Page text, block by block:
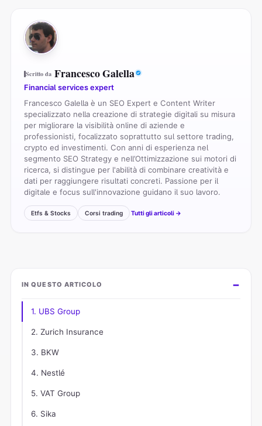
FG
Scritto da Francesco Galella
Financial services expert
Francesco Galella è un SEO Expert e Content Writer
specializzato nella creazione di strategie digitali su misura
per migliorare la visibilità online di aziende e
professionisti, focalizzato soprattutto sul settore trading,
crypto ed investimenti. Con anni di esperienza nel
segmento SEO Strategy e nell’Ottimizzazione sui motori di
ricerca, si distingue per l'abilità di combinare creatività e
dati per raggiungere risultati concreti. Passione per il
digitale e focus sull'innovazione guidano il suo lavoro.
Etfs & Stocks Corsi trading Tutti gli articoli →
IN QUESTO ARTICOLO
1. UBS Group
2. Zurich Insurance
3. BKW
4. Nestlé
5. VAT Group
6. Sika